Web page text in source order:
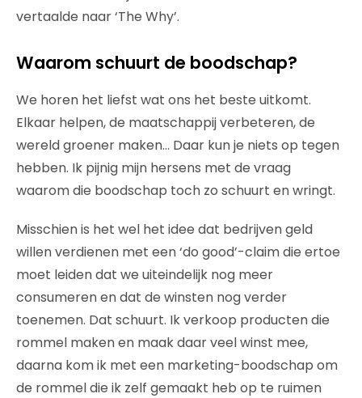
vertaalde naar ‘The Why’.
Waarom schuurt de boodschap?
We horen het liefst wat ons het beste uitkomt.
Elkaar helpen, de maatschappij verbeteren, de
wereld groener maken… Daar kun je niets op tegen
hebben. Ik pijnig mijn hersens met de vraag
waarom die boodschap toch zo schuurt en wringt.
Misschien is het wel het idee dat bedrijven geld
willen verdienen met een ‘do good’-claim die ertoe
moet leiden dat we uiteindelijk nog meer
consumeren en dat de winsten nog verder
toenemen. Dat schuurt. Ik verkoop producten die
rommel maken en maak daar veel winst mee,
daarna kom ik met een marketing-boodschap om
de rommel die ik zelf gemaakt heb op te ruimen